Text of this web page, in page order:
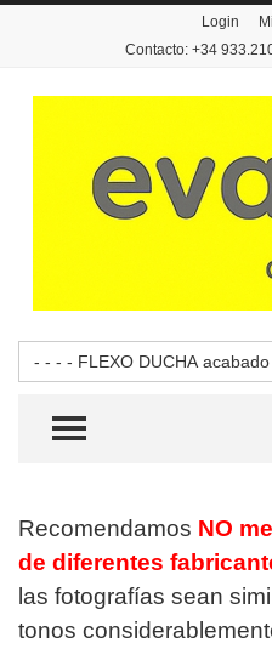
Login
Contacto: +34
- - - - FLEXO DUCHA
TOGGLE
Recomendamos NO
de diferentes
las fotografías sean
tonos